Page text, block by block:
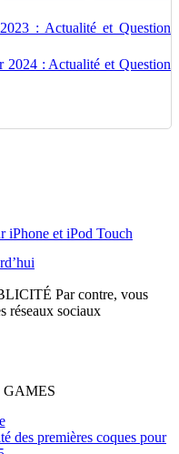
: Actualité et Question
2024 : Actualité et Question
iPhone et iPod Touch
Par contre, vous
réseaux sociaux
GAMES
des premières coques pour